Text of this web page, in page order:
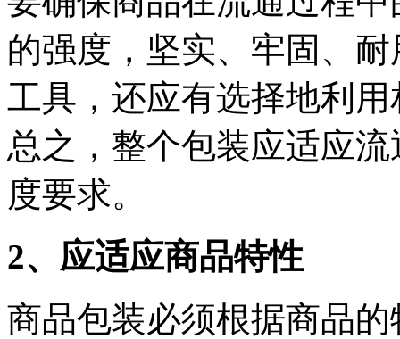
的强度，坚实、牢固、
工具，还应有选择地利
总之，整个包装应适应
度要求。
2、应适应商品特性
商品包装必须根据商品